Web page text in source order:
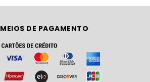
MEIOS DE PAGAMENTO